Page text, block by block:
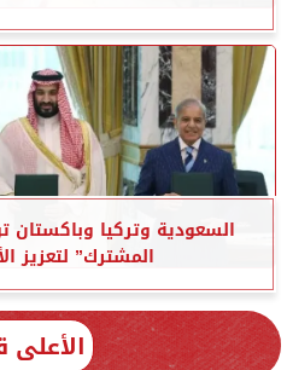
السعودية وتركيا وباكستان
المشترك” لتعزيز
الأعلى